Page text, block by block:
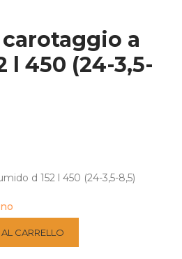
a
l 450 (24-3,5-
d 152 l 450 (24-3,5-8,5)
CARRELLO